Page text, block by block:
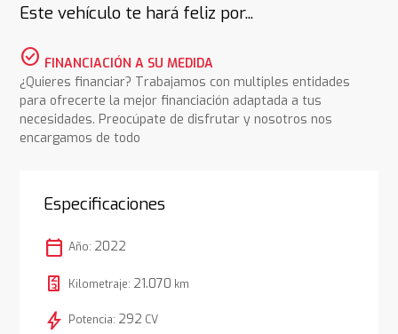
Este vehículo te hará feliz por...
check_circle FINANCIACIÓN A SU MEDIDA
¿Quieres financiar? Trabajamos con multiples entidades
para ofrecerte la mejor financiación adaptada a tus
necesidades. Preocúpate de disfrutar y nosotros nos
encargamos de todo
Especificaciones
calendar_today Año: 2022
Kilometraje: 21.070 km
bolt Potencia: 292 CV